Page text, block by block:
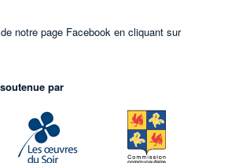
notre page Facebook en cliquant sur
par